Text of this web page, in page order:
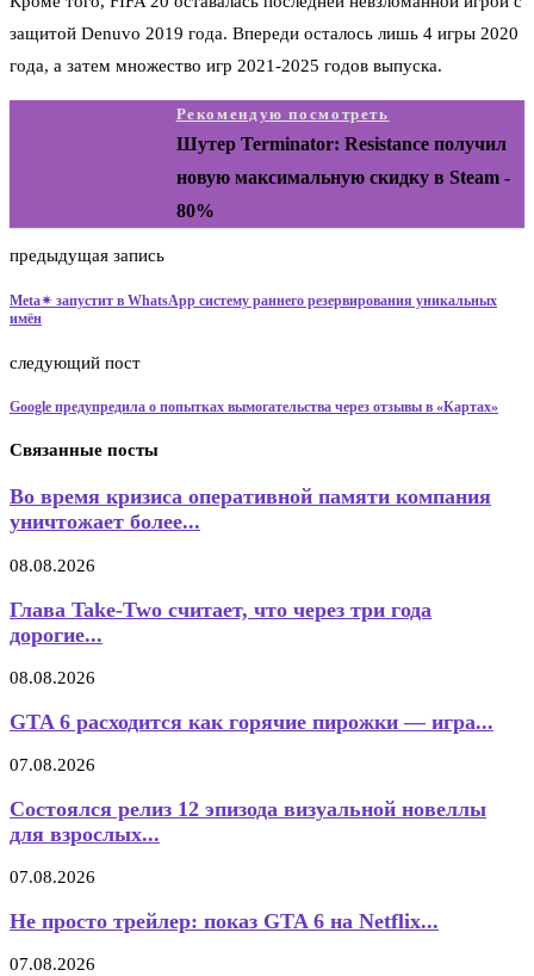
защитой Denuvo 2019 года. Впереди осталось лишь 4 игры 2020
года, а затем множество игр 2021-2025 годов выпуска.
Рекомендую посмотреть
Шутер Terminator: Resistance получил
новую максимальную скидку в Steam -
80%
предыдущая запись
Meta✴ запустит в WhatsApp систему раннего резервирования уникальных
имён
следующий пост
Google предупредила о попытках вымогательства через отзывы в «Картах»
Связанные посты
Во время кризиса оперативной памяти компания
уничтожает более...
08.08.2026
Глава Take-Two считает, что через три года
дорогие...
08.08.2026
GTA 6 расходится как горячие пирожки — игра...
07.08.2026
Состоялся релиз 12 эпизода визуальной новеллы
для взрослых...
07.08.2026
Не просто трейлер: показ GTA 6 на Netflix...
07.08.2026